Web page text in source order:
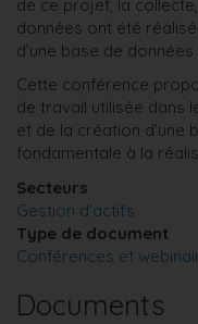
de ce projet, la
données ont été
d’une base de
Cette conférence
de travail utilisée dans
et de la création d’une
fondamentale à la
Secteurs
Gestion d'actifs
Type de document
Conférences et
Documents